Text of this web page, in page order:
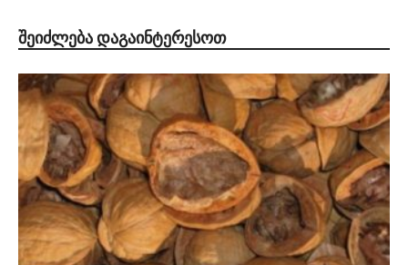
ᲨᲔᲘᲫᲚᲔᲑᲐ ᲓᲐᲒᲐᲘᲜᲢᲔᲠᲔᲡᲝᲗ